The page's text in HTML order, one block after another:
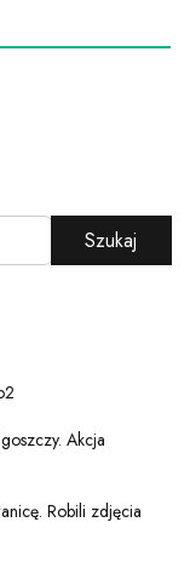
Szukaj
Akcja
Robili zdjęcia